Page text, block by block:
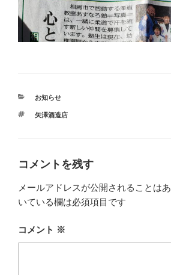
カ
ゴ
お知らせ
タ
矢澤酒造店
コメントを残す
メールアドレスが公開されることはあ
いている欄は必須項目です
コメント ※